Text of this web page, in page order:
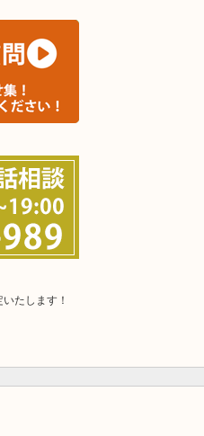
たします！